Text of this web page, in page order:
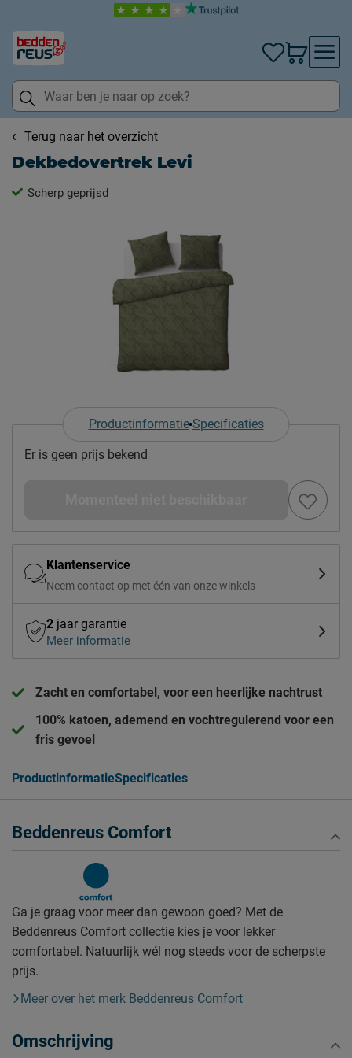
Terug naar het overzicht
Dekbedovertrek Levi
Scherp geprijsd
Productinformatie Specificaties
Er is geen prijs bekend
Klantenservice
Neem contact op met één van onze winkels
2 jaar garantie
Meer informatie
Zacht en comfortabel, voor een heerlijke nachtrust
100% katoen, ademend en vochtregulerend voor een
fris gevoel
ProductinformatieSpecificaties
Beddenreus Comfort
Ga je graag voor meer dan gewoon goed? Met de
Beddenreus Comfort collectie kies je voor lekker
comfortabel. Natuurlijk wél nog steeds voor de scherpste
prijs.
Meer over het merk Beddenreus Comfort
Omschrijving